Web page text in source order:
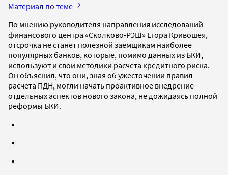
Материал по теме
По мнению руководителя направления исследований
финансового центра «Сколково-РЭШ» Егора Кривошея,
отсрочка не станет полезной заемщикам наиболее
популярных банков, которые, помимо данных из БКИ,
используют и свои методики расчета кредитного риска.
Он объяснил, что они, зная об ужесточении правил
расчета ПДН, могли начать проактивное внедрение
отдельных аспектов нового закона, не дожидаясь полной
реформы БКИ.